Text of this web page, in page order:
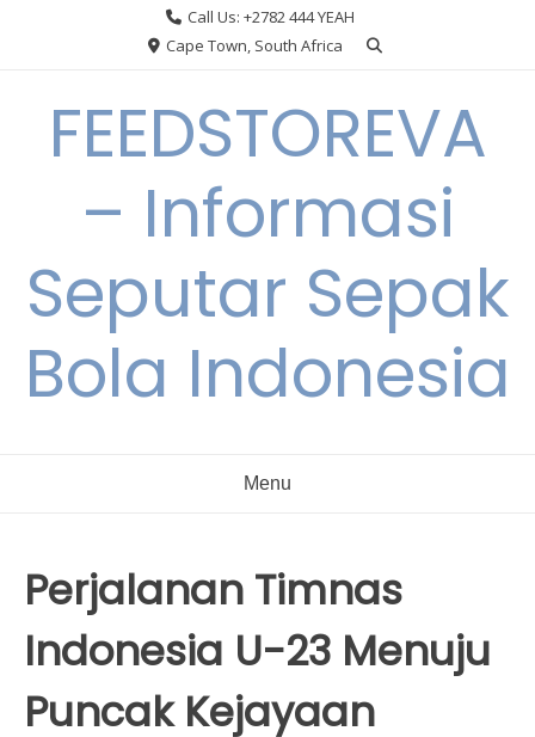
Call Us: +2782 444 YEAH
Cape Town, South Africa
FEEDSTOREVA
– Informasi
Seputar Sepak
Bola Indonesia
Menu
Perjalanan Timnas
Indonesia U-23 Menuju
Puncak Kejayaan